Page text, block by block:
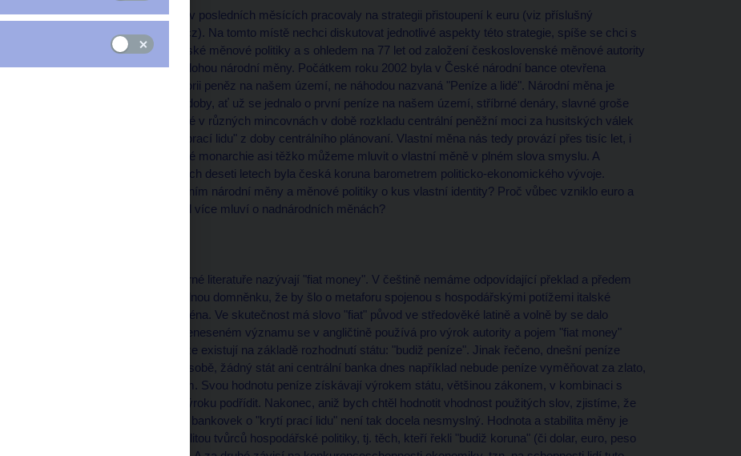
Centrální banka a vláda v posledních měsících pracovaly na strategii přistoupení k euru (viz příslušný
dokument na www.cnb.cz). Na tomto místě nechci diskutovat jednotlivé aspekty této strategie, spíše se chci s
ohledem na deset let české měnové politiky a s ohledem na 77 let od založení československé měnové autority
zamyslet obecněji nad úlohou národní měny. Počátkem roku 2002 byla v České národní bance otevřena
expozice věnovaná historii peněz na našem území, ne náhodou nazvaná "Peníze a lidé". Národní měna je
odrazem a svědectvím doby, ať už se jednalo o první peníze na našem území, stříbrné denáry, slavné groše
Václava II., haléře ražené v různých mincovnách v době rozkladu centrální peněžní moci za husitských válek
anebo bankovky "kryté prací lidu" z doby centrálního plánovaní. Vlastní měna nás tedy provází přes tisíc let, i
když v rámci habsburské monarchie asi těžko můžeme mluvit o vlastní měně v plném slova smyslu. A
bezpochyby i v posledních deseti letech byla česká koruna barometrem politicko-ekonomického vývoje.
Nepřipravíme se opuštěním národní měny a měnové politiky o kus vlastní identity? Proč vůbec vzniklo euro a
proč se ve světě čím dál více mluví o nadnárodních měnách?
Dnešní měny se v odborné literatuře nazývají "fiat money". V češtině nemáme odpovídající překlad a předem
musím odmítnout případnou domněnku, že by šlo o metaforu spojenou s hospodářskými potížemi italské
automobilky stejného jména. Ve skutečnost má slovo "fiat" původ ve středověké latině a volně by se dalo
přeložit "staniž se". V přeneseném významu se v angličtině používá pro výrok autority a pojem "fiat money"
tudíž znamená, že peníze existují na základě rozhodnutí státu: "budiž peníze". Jinak řečeno, dnešní peníze
nemají hodnotu samy o sobě, žádný stát ani centrální banka dnes například nebude peníze vyměňovat za zlato,
ani za žádné jiné aktivum. Svou hodnotu peníze získávají výrokem státu, většinou zákonem, v kombinaci s
ochotou lidí se tomuto výroku podřídit. Nakonec, aniž bych chtěl hodnotit vhodnost použitých slov, zjistíme, že
výraz ze socialistických bankovek o "krytí prací lidu" není tak docela nesmyslný. Hodnota a stabilita měny je
totiž zaprvé dána kredibilitou tvůrců hospodářské politiky, tj. těch, kteří řekli "budiž koruna" (či dolar, euro, peso